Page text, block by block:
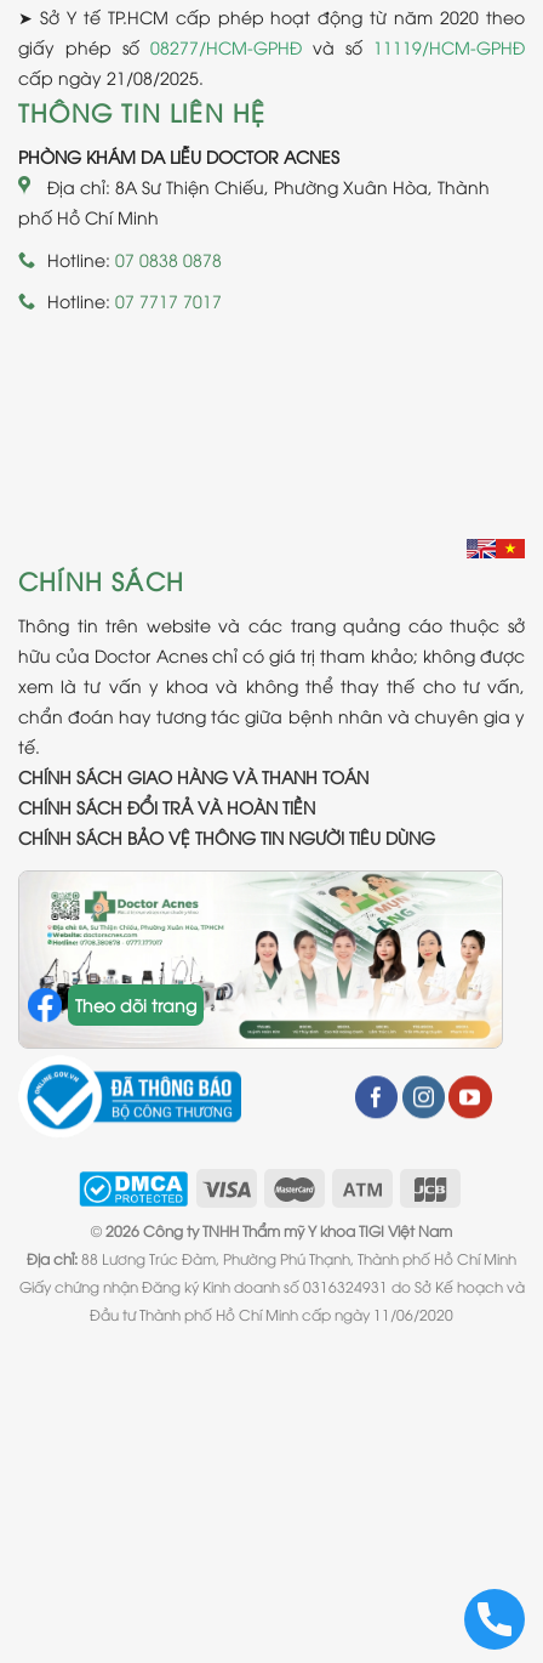
➤ Sở Y tế TP.HCM cấp phép hoạt động từ năm 2020 theo
giấy phép số 08277/HCM-GPHĐ và số 11119/HCM-GPHĐ
cấp ngày 21/08/2025.
THÔNG TIN LIÊN HỆ
PHÒNG KHÁM DA LIỄU DOCTOR ACNES
Địa chỉ: 8A Sư Thiện Chiếu, Phường Xuân Hòa, Thành
phố Hồ Chí Minh
Hotline: 07 0838 0878
Hotline: 07 7717 7017
CHÍNH SÁCH
Thông tin trên website và các trang quảng cáo thuộc sở
hữu của Doctor Acnes chỉ có giá trị tham khảo; không được
xem là tư vấn y khoa và không thể thay thế cho tư vấn,
chẩn đoán hay tương tác giữa bệnh nhân và chuyên gia y
tế.
CHÍNH SÁCH GIAO HÀNG VÀ THANH TOÁN
CHÍNH SÁCH ĐỔI TRẢ VÀ HOÀN TIỀN
CHÍNH SÁCH BẢO VỆ THÔNG TIN NGƯỜI TIÊU DÙNG
Theo dõi trang
©2026 Công ty TNHH Thẩm mỹ Y khoa TIGI Việt Nam
Địa chỉ:88 Lương Trúc Đàm, Phường Phú Thạnh, Thành phố Hồ Chí Minh
Giấy chứng nhận Đăng ký Kinh doanh số 0316324931 do Sở Kế hoạch và
Đầu tư Thành phố Hồ Chí Minh cấp ngày 11/06/2020